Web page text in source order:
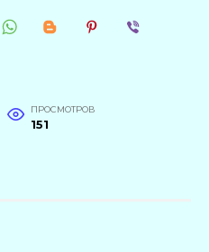
ПРОСМОТРОВ
151